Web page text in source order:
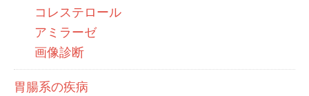
コレステロール
アミラーゼ
画像診断
胃腸系の疾病